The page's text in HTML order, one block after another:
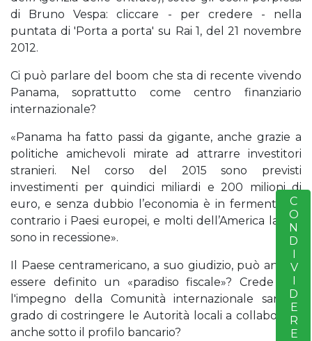
di Bruno Vespa: cliccare - per credere - nella
puntata di 'Porta a porta' su Rai 1, del 21 novembre
2012.
Ci può parlare del boom che sta di recente vivendo
Panama, soprattutto come centro finanziario
internazionale?
«Panama ha fatto passi da gigante, anche grazie a
politiche amichevoli mirate ad attrarre investitori
stranieri. Nel corso del 2015 sono previsti
investimenti per quindici miliardi e 200 milioni di
euro, e senza dubbio l’economia è in fermento. Al
contrario i Paesi europei, e molti dell’America latina,
sono in recessione».
Il Paese centramericano, a suo giudizio, può ancora
essere definito un «paradiso fiscale»? Crede che
l'impegno della Comunità internazionale sarà in
grado di costringere le Autorità locali a collaborare,
anche sotto il profilo bancario?
CONDIVIDERE